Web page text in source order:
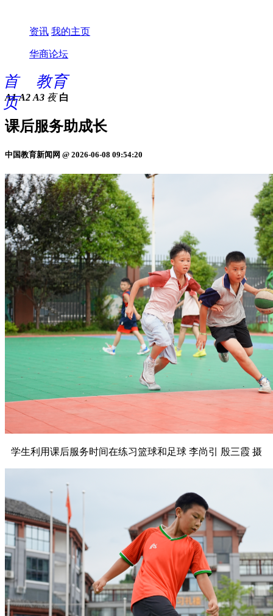
资讯 我的主页
华商论坛
首
页
教育
A1 A2 A3 夜 白
课后服务助成长
中国教育新闻网 @ 2026-06-08 09:54:20
学生利用课后服务时间在练习篮球和足球 李尚引 殷三霞 摄